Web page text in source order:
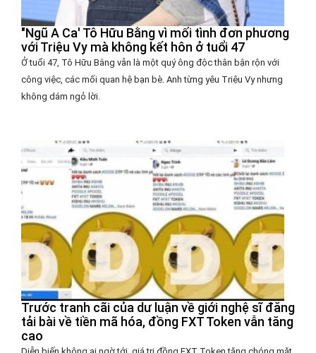
"Ngũ A Ca' Tô Hữu Bằng vì mối tình đơn phương
với Triệu Vy mà không kết hôn ở tuổi 47
Ở tuổi 47, Tô Hữu Bằng vẫn là một quý ông độc thân bận rộn với
công việc, các mối quan hệ bạn bè. Anh từng yêu Triệu Vy nhưng
không dám ngỏ lời.
Trước tranh cãi của dư luận về giới nghệ sĩ đăng
tải bài về tiền mã hóa, đồng FXT Token vẫn tăng
cao